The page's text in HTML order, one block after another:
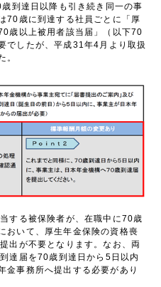
到達日以降も引き続き同一の事
70歳に到達する社員ごとに「厚
歳以上被用者該当届」（以下70
でしたが、平成31年4月より取扱
。
する被保険者が、在職中に70歳
おいて、厚生年金保険の資格喪
出が不要となります。なお、両
達届を70歳到達日から5日以内
金事務所へ提出する必要があり